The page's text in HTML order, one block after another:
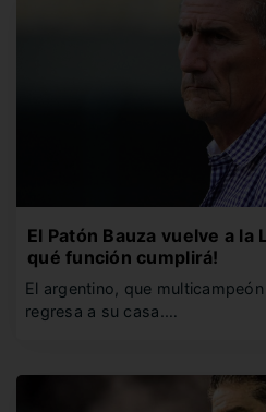
El Patón Bauza vuelve a la
qué función cumplirá!
El argentino, que
regresa a su casa.…